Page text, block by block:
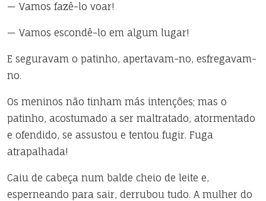
— Vamos fazê-lo voar!
— Vamos escondê-lo em algum lugar!
E seguravam o patinho, apertavam-no, esfregavam-
no.
Os meninos não tinham más intenções; mas o
patinho, acostumado a ser maltratado, atormentado
e ofendido, se assustou e tentou fugir. Fuga
atrapalhada!
Caiu de cabeça num balde cheio de leite e,
esperneando para sair, derrubou tudo. A mulher do